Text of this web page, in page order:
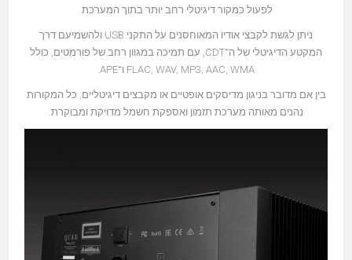
לפעול כמקור דיגיטלי רחב יותר בתוך המערכת.
ניתן לגשת לקבצי אודיו המאוחסנים על התקני USB ולהשמיעם דרך
המקטע הדיגיטלי של ה־CDT, עם תמיכה במגוון רחב של פורמטים, כולל
FLAC, WAV, MP3, AAC, WMA ו־APE.
בין אם מדובר בניגון מדיסקים אופטיים או מקבצים דיגיטליים, כל המקורות
נהנים מאותה מערכת תזמון ואספקת חשמל מדויקת ומבוקרת.